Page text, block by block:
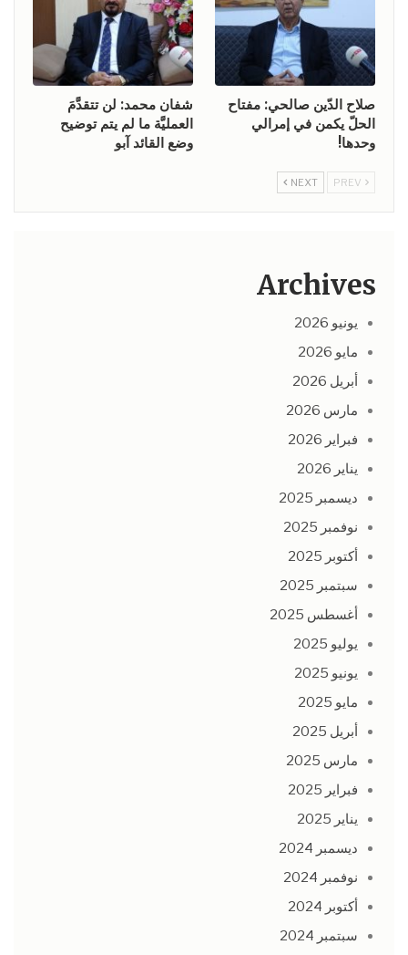
صلاح الدّين صالحي: مفتاح
الحلّ يكمن في إمرالي
وحدها!
شفان محمد: لن تتقدَّمَ
العمليَّة ما لم يتم توضيح
وضع القائد آبو
NEXT
Archives
يونيو 2026
مايو 2026
أبريل 2026
مارس 2026
فبراير 2026
يناير 2026
ديسمبر 2025
نوفمبر 2025
أكتوبر 2025
سبتمبر 2025
أغسطس 2025
يوليو 2025
يونيو 2025
مايو 2025
أبريل 2025
مارس 2025
فبراير 2025
يناير 2025
ديسمبر 2024
نوفمبر 2024
أكتوبر 2024
سبتمبر 2024